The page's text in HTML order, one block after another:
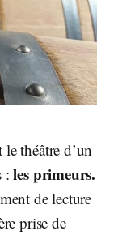
théâtre d’un
:les primeurs.
de lecture
prise de